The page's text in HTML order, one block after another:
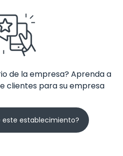
de la empresa? Aprenda a
clientes para su empresa
este establecimiento?